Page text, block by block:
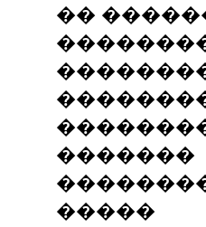
��
�������
�����